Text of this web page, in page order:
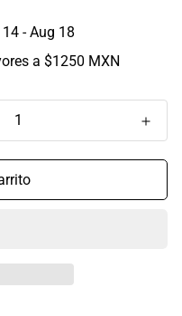
- Aug 18
a $1250 MXN